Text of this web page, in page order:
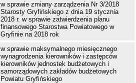
w sprawie zmiany zarządzenia Nr 3/2018
Starosty Gryfińskiego z dnia 19 stycznia
2018 r. w sprawie zatwierdzenia planu
finansowego Starostwa Powiatowego w
Gryfinie na 2018 rok
w sprawie maksymalnego miesięcznego
wynagrodzenia kierowników i zastępców
kierowników jednostek budżetowych i
samorządowych zakładów budżetowych
Powiatu Gryfińskiego